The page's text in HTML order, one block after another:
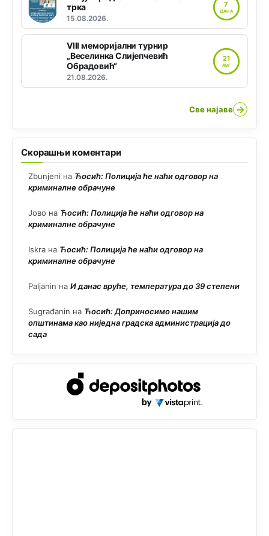
трка
15.08.2026.
7
ДАНА
VIII меморијални турнир
„Веселинка Слијепчевић
Обрадовић“
21.08.2026.
21
АВГ
Све најаве →
Скорашњи коментари
Zbunjeni на Ћосић: Полиција ће наћи одговор на
криминалне обрачуне
Јово на Ћосић: Полиција ће наћи одговор на
криминалне обрачуне
Iskra на Ћосић: Полиција ће наћи одговор на
криминалне обрачуне
Paljanin на И данас вруће, температура до 39 степени
Sugrađanin на Ћосић: Доприносимо нашим
општинама као ниједна градска администрација до
сада